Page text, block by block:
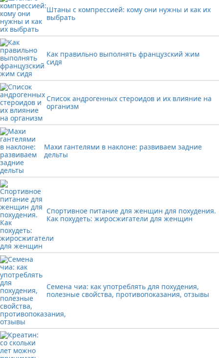
Штаны с компрессией: кому они нужны и как их
выбрать
Как правильно выполнять французский жим
сидя
Список андрогенных стероидов и их влияние на
организм
Махи гантелями в наклоне: развиваем задние
дельты
Спортивное питание для женщин для похудения.
Как похудеть: жиросжигатели для женщин
Семена чиа: как употреблять для похудения,
полезные свойства, противопоказания, отзывы